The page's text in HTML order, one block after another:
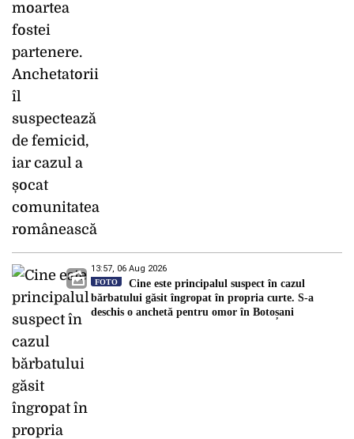
13:57, 06 Aug 2026
FOTO
Cine este principalul suspect în cazul
bărbatului găsit îngropat în propria curte. S-a
deschis o anchetă pentru omor în Botoșani